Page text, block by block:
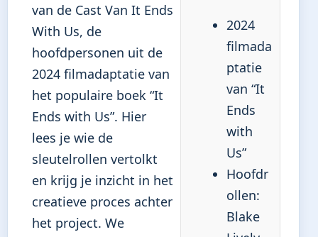
van de Cast Van It Ends
With Us, de
hoofdpersonen uit de
2024 filmadaptatie van
het populaire boek “It
Ends with Us”. Hier
lees je wie de
sleutelrollen vertolkt
en krijg je inzicht in het
creatieve proces achter
het project. We
2024
filmada
ptatie
van “It
Ends
with
Us”
Hoofdr
ollen:
Blake